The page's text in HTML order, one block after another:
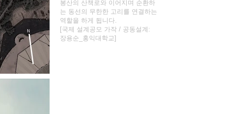
봉산의 산책로와 이어지며 순환하
는 동선의 무한한 고리를 연결하는
역할을 하게 됩니다.
[국제 설계공모 가작 / 공동설계:
장용순_홍익대학교]